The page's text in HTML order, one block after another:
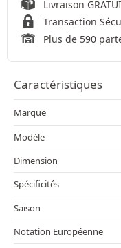
Livraison
Transaction
Plus de 590
Caractéristiques
Marque
Modèle
Dimension
Spécificités
Saison
Notation Européenne